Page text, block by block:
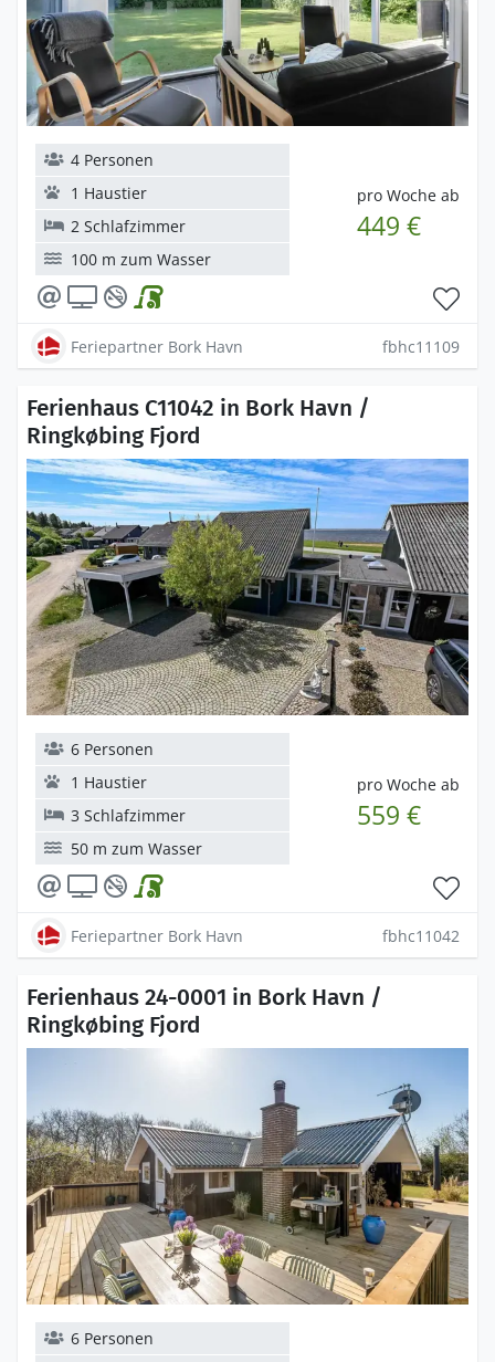
pro Woche ab
449 €
4 Personen
1 Haustier
2 Schlafzimmer
100 m zum Wasser
Feriepartner Bork Havn fbhc11109
Ferienhaus C11042 in Bork Havn /
Ringkøbing Fjord
pro Woche ab
559 €
6 Personen
1 Haustier
3 Schlafzimmer
50 m zum Wasser
Feriepartner Bork Havn fbhc11042
Ferienhaus 24-0001 in Bork Havn /
Ringkøbing Fjord
6 Personen